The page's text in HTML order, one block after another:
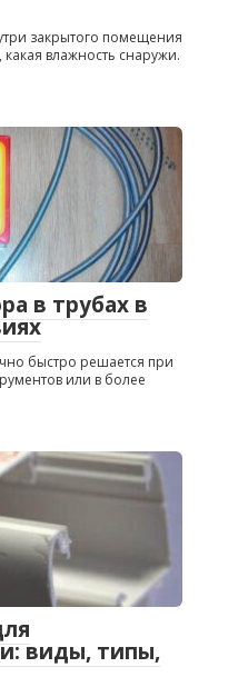
закрытого помещения
влажность снаружи.
в трубах в
быстро решается при
или в более
виды, типы,